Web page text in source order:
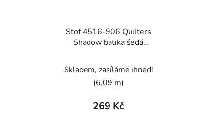
Stof 4516-906 Quilters
Shadow batika šedá
patchwork
Skladem, zasíláme ihned!
(6,09 m)
269 Kč